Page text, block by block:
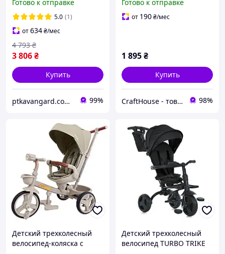
"Toti" 6140-5, фара
музыкальная, поворотное
сиденье, золотой
Готово к отправке
5.0 (1)
от634₴/мес
3 806₴
4 793 ₴
Купить
ptkavangard.com.ua 99%
эффектами для детей 2-5
лет красный сиденье со
Готово к отправке
от 190₴/мес
1 895₴
Купить
CraftHouse - товары для всей семьи 98%
Детский трехколесный
велосипед-коляска с
Детский трехколесный
велосипед TURBO TRIKE